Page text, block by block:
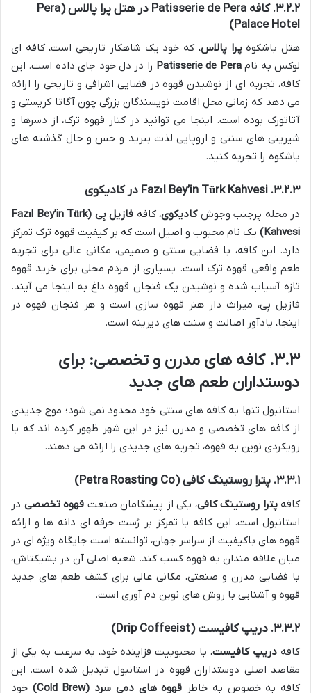
۳.۲.۲. کافه Patisserie de Pera در هتل پرا پالاس (Pera
Palace Hotel)
هتل باشکوهپرا پالاس، که خود یک شاهکار تاریخی است، کافه ای
لوکس به نامPatisserie de Pera را در دل خود جای داده است. این
کافه، تجربه ای از نوشیدن قهوه در فضایی اشرافی و تاریخی را ارائه
می دهد که زمانی محل اقامت نویسندگان بزرگی چون آگاتا کریستی و
آتاتورک بوده است. اینجا می توانید در کنار قهوه ترک، از دسرها و
شیرینی های سنتی و اروپایی لذت ببرید و حس و حال گذشته های
باشکوه را تجربه کنید.
۳.۲.۳. Fazıl Bey’in Türk Kahvesi در کادیکوی
در محله پرجنب وجوشکادیکوی، کافه
فازیل بِی (Fazıl Bey’in Türk
Kahvesi) یک نام محبوب و اصیل است که بر کیفیت قهوه ترک تمرکز
دارد. این کافه، با فضایی سنتی و صمیمی، مکانی عالی برای تجربه
طعم واقعی قهوه ترک است. بسیاری از مردم محلی برای خرید قهوه
تازه آسیاب شده و نوشیدن یک فنجان قهوه داغ به اینجا می آیند.
فازیل بِی، میراث دار هنر قهوه سازی است و هر فنجان قهوه در
اینجا، یادآور اصالت و سنت های دیرینه است.
۳.۳. کافه های مدرن و تخصصی: برای
دوستداران طعم های جدید
استانبول تنها به کافه های سنتی خود محدود نمی شود؛ موج جدیدی
از کافه های تخصصی و مدرن نیز در این شهر ظهور کرده اند که با
رویکردی نوین به قهوه، تجربه های جدیدی را ارائه می دهند.
۳.۳.۱. پترا روستینگ کافی (Petra Roasting Co)
کافهپترا روستینگ کافی، یکی از پیشگامان صنعت قهوه تخصصی در
استانبول است. این کافه با تمرکز بر رُست حرفه ای دانه ها و ارائه
قهوه های باکیفیت از سراسر جهان، توانسته است جایگاه ویژه ای در
میان علاقه مندان به قهوه کسب کند. شعبه اصلی آن در بشیکتاش،
با فضایی مدرن و صنعتی، مکانی عالی برای کشف طعم های جدید
قهوه و آشنایی با روش های نوین دم آوری است.
۳.۳.۲. دریپ کافیست (Drip Coffeeist)
کافه دریپ کافیست، با محبوبیت فزاینده خود، به سرعت به یکی از
مقاصد اصلی دوستداران قهوه در استانبول تبدیل شده است. این
کافه به خصوص به خاطر قهوه های دمی سرد (Cold Brew) خود